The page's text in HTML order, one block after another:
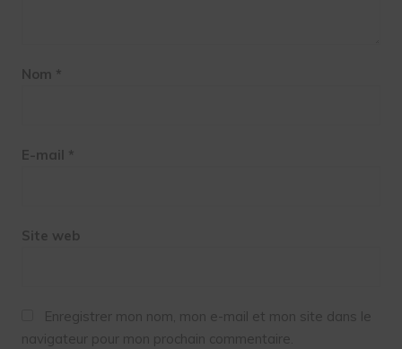
Nom *
E-mail *
Site web
Enregistrer mon nom, mon e-mail et mon site dans le
navigateur pour mon prochain commentaire.